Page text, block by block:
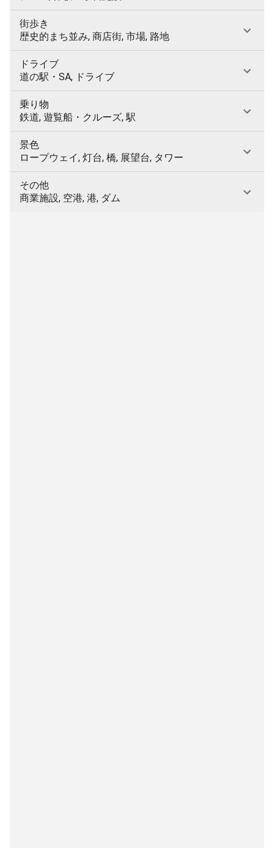
街歩き
歴史的まち並み, 商店街, 市場, 路地
ドライブ
道の駅・SA, ドライブ
乗り物
鉄道, 遊覧船・クルーズ, 駅
景色
ロープウェイ, 灯台, 橋, 展望台, タワー
その他
商業施設, 空港, 港, ダム